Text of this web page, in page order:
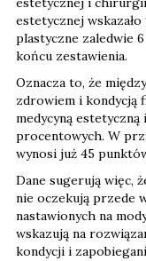
estetycznej
plastyczne zaledwie
końcu zestawienia.
Oznacza to, że
zdrowiem i kondycją
medycyną
procentowych. W
wynosi już 45
Dane sugerują więc,
nie oczekują przede
nastawionych na
wskazują na
kondycji i